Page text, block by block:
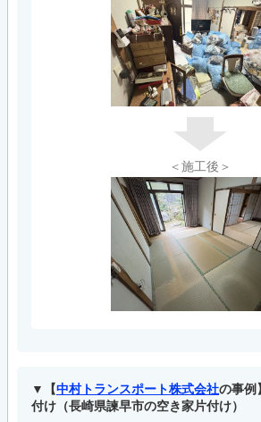
＜施工後＞
【中村トランスポート株式会社の事例
付け（長崎県諫早市の空き家片付け）